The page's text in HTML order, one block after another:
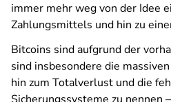
immer mehr weg von der Idee
Zahlungsmittels und hin zu
Bitcoins sind aufgrund der
sind insbesondere die
hin zum Totalverlust und die